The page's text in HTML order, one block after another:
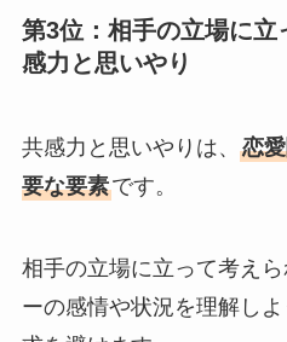
第3位：相手の立場に
感力と思いやり
共感力と思いやりは、 恋
要な要素です。
相手の立場に立って考え
ーの感情や状況を理解し